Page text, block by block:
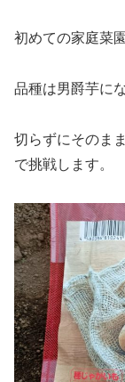
初めての家庭菜
品種は男爵芋に
切らずにそのま
で挑戦します。